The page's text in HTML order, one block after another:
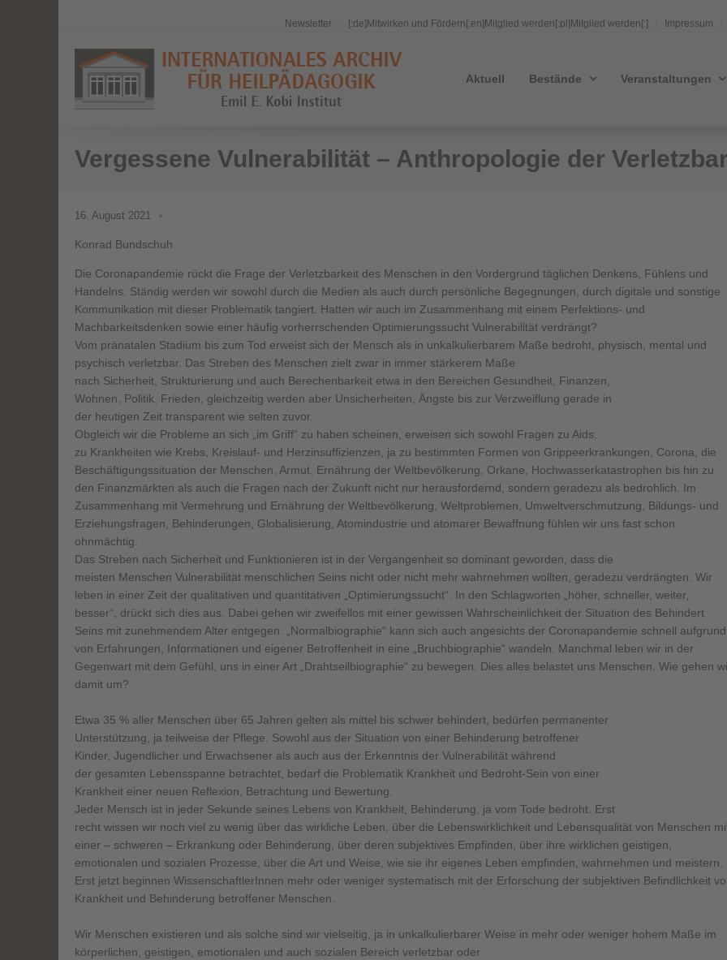
Newsletter [:de]Mitwirken und Fördern[:en]Mitglied werden[:pl]Mitglied werden[:] Impressum
Aktuell Bestände Veranstaltungen
Vergessene Vulnerabilität – Anthropologie der
16. August 2021
Konrad Bundschuh
Die Coronapandemie rückt die Frage der Verletzbarkeit des Menschen in den Vordergrund täglichen Denkens, Fühlens und
Handelns. Ständig werden wir sowohl durch die Medien als auch durch persönliche Begegnungen, durch digitale und sonstige
Kommunikation mit dieser Problematik tangiert. Hatten wir auch im Zusammenhang mit einem Perfektions- und
Machbarkeitsdenken sowie einer häufig vorherrschenden Optimierungssucht Vulnerabilität verdrängt?
Vom pränatalen Stadium bis zum Tod erweist sich der Mensch als in unkalkulierbarem Maße bedroht, physisch, mental und
psychisch verletzbar. Das Streben des Menschen zielt zwar in immer stärkerem Maße
nach Sicherheit, Strukturierung und auch Berechenbarkeit etwa in den Bereichen Gesundheit, Finanzen,
Wohnen, Politik, Frieden, gleichzeitig werden aber Unsicherheiten, Ängste bis zur Verzweiflung gerade in
der heutigen Zeit transparent wie selten zuvor.
Obgleich wir die Probleme an sich „im Griff“ zu haben scheinen, erweisen sich sowohl Fragen zu Aids,
zu Krankheiten wie Krebs, Kreislauf- und Herzinsuffizienzen, ja zu bestimmten Formen von Grippeerkrankungen, Corona, die
Beschäftigungssituation der Menschen, Armut, Ernährung der Weltbevölkerung, Orkane, Hochwasserkatastrophen bis hin zu
den Finanzmärkten als auch die Fragen nach der Zukunft nicht nur herausfordernd, sondern geradezu als bedrohlich. Im
Zusammenhang mit Vermehrung und Ernährung der Weltbevölkerung, Weltproblemen, Umweltverschmutzung, Bildungs- und
Erziehungsfragen, Behinderungen, Globalisierung, Atomindustrie und atomarer Bewaffnung fühlen wir uns fast schon
ohnmächtig.
Das Streben nach Sicherheit und Funktionieren ist in der Vergangenheit so dominant geworden, dass die
meisten Menschen Vulnerabilität menschlichen Seins nicht oder nicht mehr wahrnehmen wollten, geradezu verdrängten. Wir
leben in einer Zeit der qualitativen und quantitativen „Optimierungssucht“. In den Schlagworten „höher, schneller, weiter,
besser“, drückt sich dies aus. Dabei gehen wir zweifellos mit einer gewissen Wahrscheinlichkeit der Situation des Behindert
Seins mit zunehmendem Alter entgegen. „Normalbiographie“ kann sich auch angesichts der Coronapandemie schnell aufgrund
von Erfahrungen, Informationen und eigener Betroffenheit in eine „Bruchbiographie“ wandeln. Manchmal leben wir in der
Gegenwart mit dem Gefühl, uns in einer Art „Drahtseilbiographie“ zu bewegen. Dies alles belastet uns Menschen. Wie gehen
damit um?
Etwa 35 % aller Menschen über 65 Jahren gelten als mittel bis schwer behindert, bedürfen permanenter
Unterstützung, ja teilweise der Pflege. Sowohl aus der Situation von einer Behinderung betroffener
Kinder, Jugendlicher und Erwachsener als auch aus der Erkenntnis der Vulnerabilität während
der gesamten Lebensspanne betrachtet, bedarf die Problematik Krankheit und Bedroht-Sein von einer
Krankheit einer neuen Reflexion, Betrachtung und Bewertung.
Jeder Mensch ist in jeder Sekunde seines Lebens von Krankheit, Behinderung, ja vom Tode bedroht. Erst
recht wissen wir noch viel zu wenig über das wirkliche Leben, über die Lebenswirklichkeit und Lebensqualität von Menschen
einer – schweren – Erkrankung oder Behinderung, über deren subjektives Empfinden, über ihre wirklichen geistigen,
emotionalen und sozialen Prozesse, über die Art und Weise, wie sie ihr eigenes Leben empfinden, wahrnehmen und meistern.
Erst jetzt beginnen WissenschaftlerInnen mehr oder weniger systematisch mit der Erforschung der subjektiven Befindlichkeit
Krankheit und Behinderung betroffener Menschen.
Wir Menschen existieren und als solche sind wir vielseitig, ja in unkalkulierbarer Weise in mehr oder weniger hohem Maße im
körperlichen, geistigen, emotionalen und auch sozialen Bereich verletzbar oder